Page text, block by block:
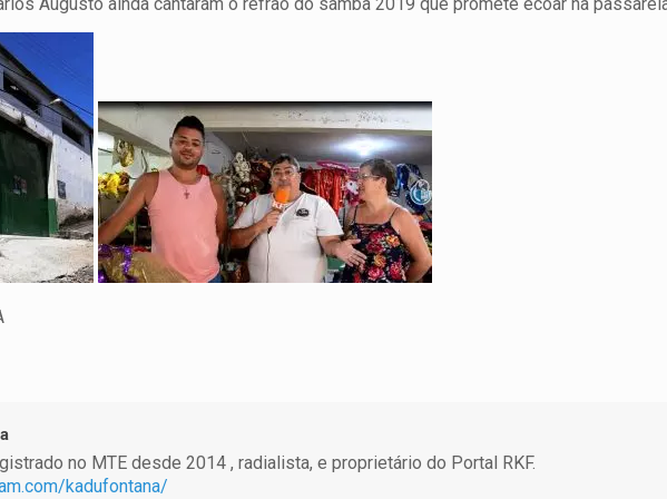
no MTE desde 2014 , radialista, e proprietário do Portal RKF.
kadufontana/